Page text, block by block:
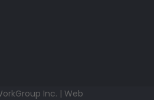
Inc. | Web